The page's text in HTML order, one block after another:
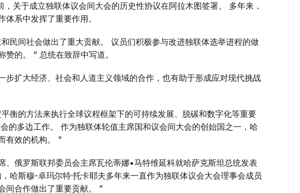
关于成立独联体议会间大会的历史性协议在阿拉木图签署。 多年来，
系中发挥了重要作用。
民间社会做出了重大贡献。 议员们积极参与改进独联体选举进程的做
的。 ” 总统在致辞中写道。
步扩大经济、社会和人道主义领域的合作，也有助于形成应对现代挑战
衡的方法来执行全球议程框架下的可持续发展、脱碳和数字化等重要
的多边工作。 作为独联体轮值主席国和议会间大会的创始国之一，哈
有效的机构。 ”
、俄罗斯联邦委员会主席瓦伦蒂娜•马特维延科就哈萨克斯坦总统发表
哈斯穆-卓玛尔特·托卡耶夫多年来一直作为独联体议会大会理事会成员
间合作做出了重要贡献。 ”